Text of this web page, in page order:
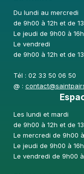
Du lundi au mercredi
de 9h00 à 12h et de
Le jeudi de 9h00 à
Le vendredi
de 9h00 à 12h et de
Tél : 02 33 50 06 50
@ :
Les lundi et mardi
de 9h00 à 12h et de
Le mercredi de 9h00
Le jeudi de 9h00 à
Le vendredi de 9h00